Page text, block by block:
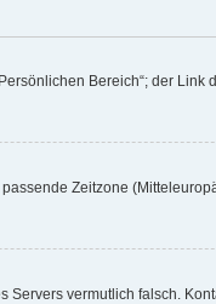
Bereich“; der Link
Zeitzone
vermutlich falsch.